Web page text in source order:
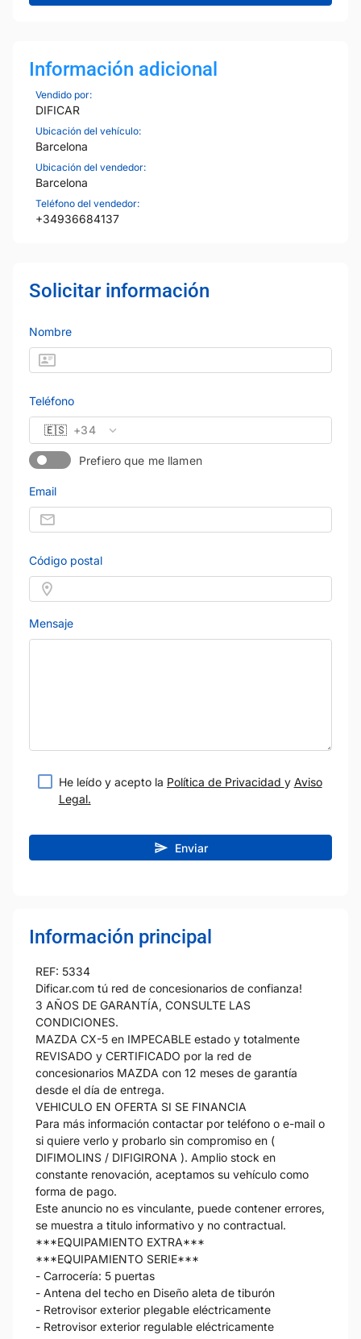
Información adicional
Vendido por:
DIFICAR
Ubicación del vehículo:
Barcelona
Ubicación del vendedor:
Barcelona
Teléfono del vendedor:
+34936684137
Solicitar información
Nombre
Teléfono
🇪🇸 +34
Prefiero que me llamen
Email
Código postal
Mensaje
He leído y acepto la Política de Privacidad y Aviso
Legal.
Enviar
Información principal
REF: 5334
Dificar.com tú red de concesionarios de confianza!
3 AÑOS DE GARANTÍA, CONSULTE LAS
CONDICIONES.
MAZDA CX-5 en IMPECABLE estado y totalmente
REVISADO y CERTIFICADO por la red de
concesionarios MAZDA con 12 meses de garantía
desde el día de entrega.
VEHICULO EN OFERTA SI SE FINANCIA
Para más información contactar por teléfono o e-mail o
si quiere verlo y probarlo sin compromiso en (
DIFIMOLINS / DIFIGIRONA ). Amplio stock en
constante renovación, aceptamos su vehículo como
forma de pago.
Este anuncio no es vinculante, puede contener errores,
se muestra a titulo informativo y no contractual.
***EQUIPAMIENTO EXTRA***
***EQUIPAMIENTO SERIE***
- Carrocería: 5 puertas
- Antena del techo en Diseño aleta de tiburón
- Retrovisor exterior plegable eléctricamente
- Retrovisor exterior regulable eléctricamente